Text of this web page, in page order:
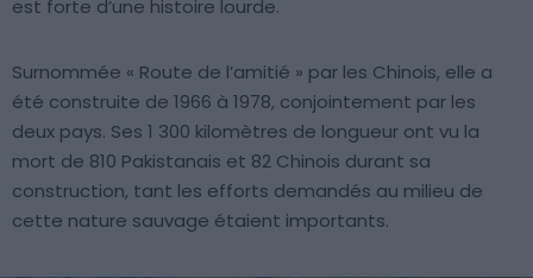
est forte d’une histoire lourde.
Surnommée « Route de l’amitié » par les Chinois, elle a
été construite de 1966 à 1978, conjointement par les
deux pays. Ses 1 300 kilomètres de longueur ont vu la
mort de 810 Pakistanais et 82 Chinois durant sa
construction, tant les efforts demandés au milieu de
cette nature sauvage étaient importants.